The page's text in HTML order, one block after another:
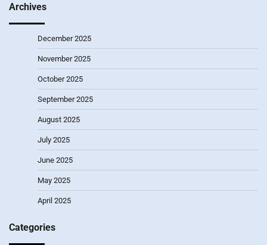
Archives
December 2025
November 2025
October 2025
September 2025
August 2025
July 2025
June 2025
May 2025
April 2025
Categories